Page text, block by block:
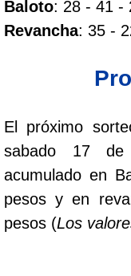
Dorado
Fantástica
Fantástica
Baloto: 28 - 41 -
Revancha: 35 -
El próximo
sabado 17
acumulado en
pesos y en
pesos (Los